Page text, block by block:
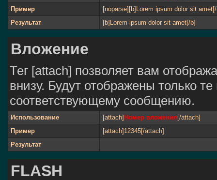
Пример
[noparse][b]Lorem ipsum dolor sit
Результат
[b]Lorem ipsum dolor sit amet[/b]
Вложение
Тег [attach] позволяет вам
внизу. Будут отображены только
соответствующему сообщению.
Использование [attach] Номер вложения [/attach]
Пример
[attach]12345[/attach]
Результат
FLASH